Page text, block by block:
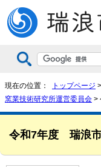
現在の位置： トップページ >
窯業技術研究所運営委員会 >
令和7年度 瑞浪